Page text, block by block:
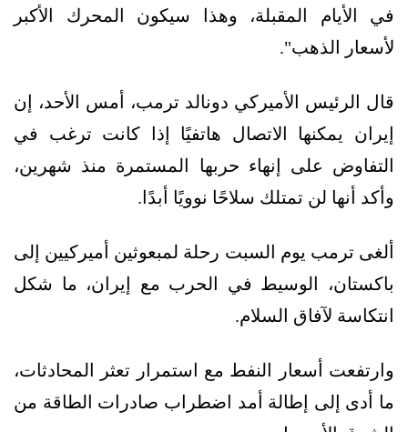
في الأيام المقبلة، وهذا سيكون المحرك الأكبر
لأسعار الذهب".
قال الرئيس الأميركي دونالد ترمب، أمس الأحد، إن
إيران يمكنها الاتصال هاتفيًا إذا كانت ترغب في
التفاوض على إنهاء حربها المستمرة منذ شهرين،
وأكد أنها لن تمتلك سلاحًا نوويًا أبدًا.
ألغى ترمب يوم السبت رحلة لمبعوثين أميركيين إلى
باكستان، الوسيط في الحرب مع إيران، ما شكل
انتكاسة لآفاق السلام.
وارتفعت أسعار النفط مع استمرار تعثر المحادثات،
ما أدى إلى إطالة أمد اضطراب صادرات الطاقة من